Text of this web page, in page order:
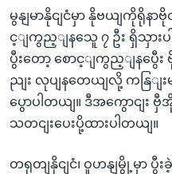
မွနျမာနိုငျငံမှာ နိုဗယျကိုရိုနာ
င့ျကွည့ျနသေူ ၇ ဦး ရှိသှား
ပွီးတော့ စောင့ျကွည့ျနပွေီး
ညျး လုပျနတေယျလို့ ကနြျ
ပွောပါတယျ။ ဒီအကွောငျး
သတငျးပေးပို့ထားပါတယျ။
တရုတျနိုငျငံ၊ ဝူဟနျမွို့မှာ ပွီ